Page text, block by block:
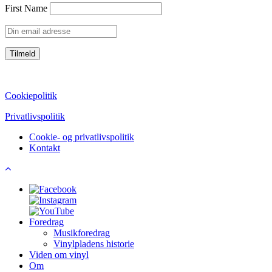
First Name
Cookiepolitik
Privatlivspolitik
Cookie- og privatlivspolitik
Kontakt
Foredrag
Musikforedrag
Vinylpladens historie
Viden om vinyl
Om